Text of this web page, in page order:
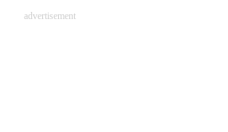
advertisement